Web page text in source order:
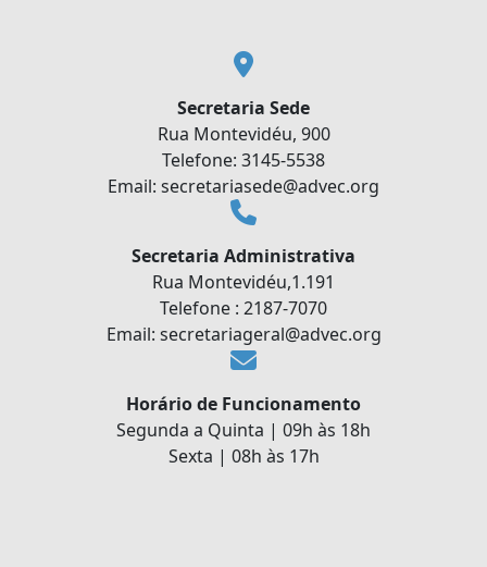
Secretaria Sede
Rua Montevidéu, 900
Telefone: 3145-5538
Email: secretariasede@advec.org
Secretaria Administrativa
Rua Montevidéu,1.191
Telefone : 2187-7070
Email: secretariageral@advec.org
Horário de Funcionamento
Segunda a Quinta | 09h às 18h
Sexta | 08h às 17h